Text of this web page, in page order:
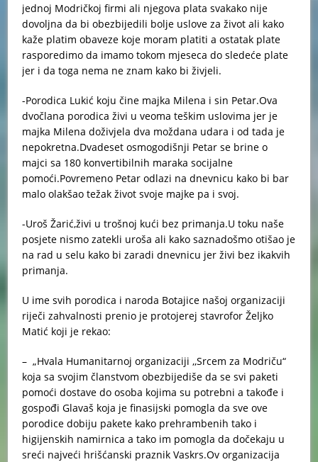
jednoj Modričkoj firmi ali njegova plata svakako nije
dovoljna da bi obezbijedili bolje uslove za život ali kako
kaže platim obaveze koje moram platiti a ostatak plate
rasporedimo da imamo tokom mjeseca do sledeće plate
jer i da toga nema ne znam kako bi živjeli.
-Porodica Lukić koju čine majka Milena i sin Petar.Ova
dvočlana porodica živi u veoma teškim uslovima jer je
majka Milena doživjela dva moždana udara i od tada je
nepokretna.Dvadeset osmogodišnji Petar se brine o
majci sa 180 konvertibilnih maraka socijalne
pomoći.Povremeno Petar odlazi na dnevnicu kako bi bar
malo olakšao težak život svoje majke pa i svoj.
-Uroš Žarić,živi u trošnoj kući bez primanja.U toku naše
posjete nismo zatekli uroša ali kako saznadošmo otišao je
na rad u selu kako bi zaradi dnevnicu jer živi bez ikakvih
primanja.
U ime svih porodica i naroda Botajice našoj organizaciji
riječi zahvalnosti prenio je protojerej stavrofor Željko
Matić koji je rekao:
– „Hvala Humanitarnoj organizaciji ,,Srcem za Modriču“
koja sa svojim članstvom obezbijediše da se svi paketi
pomoći dostave do osoba kojima su potrebni a takođe i
gospođi Glavaš koja je finasijski pomogla da sve ove
porodice dobiju pakete kako prehrambenih tako i
higijenskih namirnica a tako im pomogla da dočekaju u
sreći najveći hrišćanski praznik Vaskrs.Ov organizacija